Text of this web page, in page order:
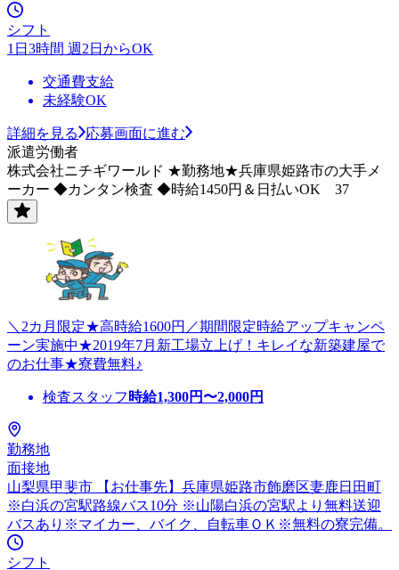
シフト
1日3時間 週2日からOK
交通費支給
未経験OK
詳細を見る
応募画面に進む
派遣労働者
株式会社ニチギワールド ★勤務地★兵庫県姫路市の大手メ
ーカー ◆カンタン検査 ◆時給1450円＆日払いOK 37
＼2カ月限定★高時給1600円／期間限定時給アップキャンペ
ーン実施中★2019年7月新工場立上げ！キレイな新築建屋で
のお仕事★寮費無料♪
検査スタッフ 時給1,300円〜2,000円
勤務地
面接地
山梨県甲斐市 【お仕事先】兵庫県姫路市飾磨区妻鹿日田町
※白浜の宮駅路線バス10分 ※山陽白浜の宮駅より無料送迎
バスあり※マイカー、バイク、自転車ＯＫ※無料の寮完備。
シフト